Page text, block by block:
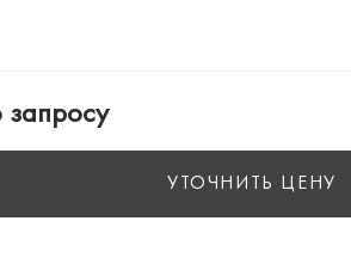
запросу
УТОЧНИТЬ ЦЕНУ